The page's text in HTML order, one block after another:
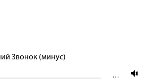
Звонок (минус)
…